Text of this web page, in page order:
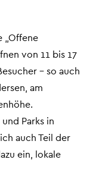
„Offene
von 11 bis 17
– so auch
am
Parks in
auch Teil der
ein, lokale